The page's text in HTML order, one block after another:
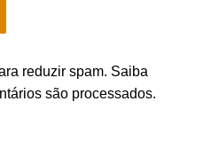
reduzir spam. Saiba
são processados.